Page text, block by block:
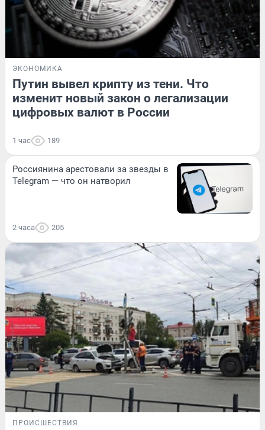
ЭКОНОМИКА
Путин вывел крипту из тени. Что
изменит новый закон о легализации
цифровых валют в России
1 час 189
Россиянина арестовали за звезды в
Telegram — что он натворил
2 часа 205
ПРОИСШЕСТВИЯ